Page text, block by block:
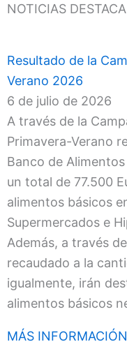
NOTICIAS
Resultado de la
Verano 2026
6 de julio de 2026
A través de la
Primavera-Verano
Banco de
un total de 77.500
alimentos básicos
Supermercados e
Además, a través
recaudado a la
igualmente, irán
alimentos básicos
MÁS